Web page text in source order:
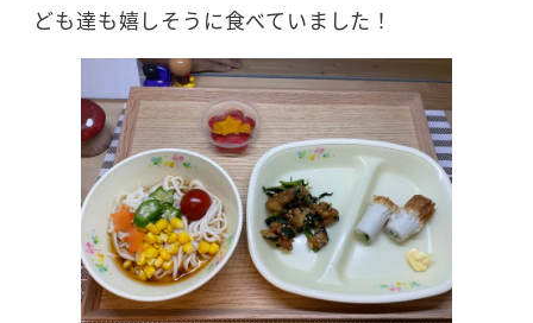
ども達も嬉しそうに食べていました！